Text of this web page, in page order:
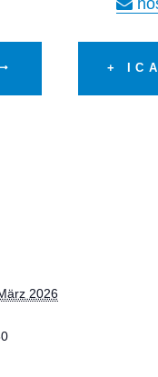
+
2026